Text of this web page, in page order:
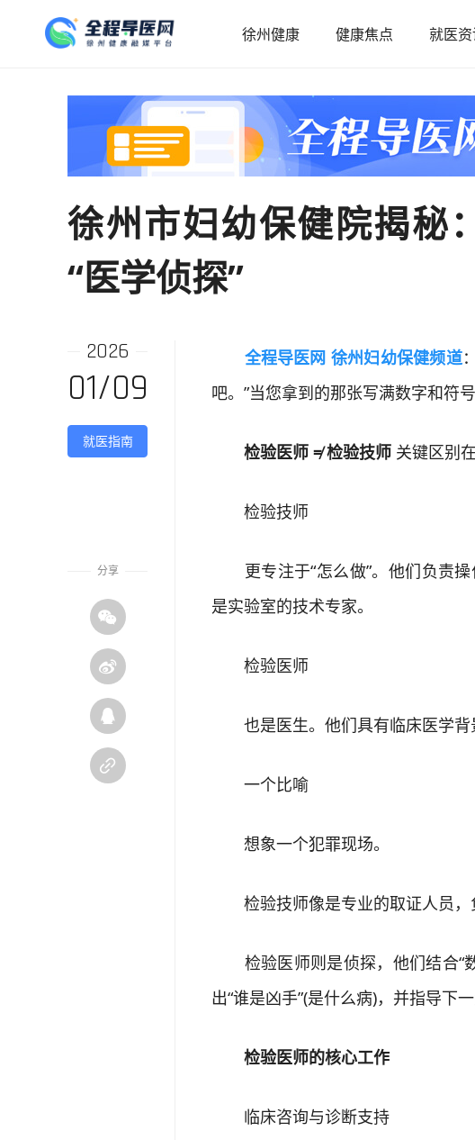
徐州健康 健康焦点 就医
徐州市妇幼保健院揭秘
“医学侦探”
2026
01/09
就医指南
分享




全程导医网 徐州妇幼保健频道
吧。”当您拿到的那张写满数字和符
检验医师 ≠ 检验技师 关键区别
检验技师
更专注于“怎么做”。他们负责操
是实验室的技术专家。
检验医师
也是医生。他们具有临床医学背景
一个比喻
想象一个犯罪现场。
检验技师像是专业的取证人员，
检验医师则是侦探，他们结合“
出“谁是凶手”(是什么病)，并指导下
检验医师的核心工作
临床咨询与诊断支持